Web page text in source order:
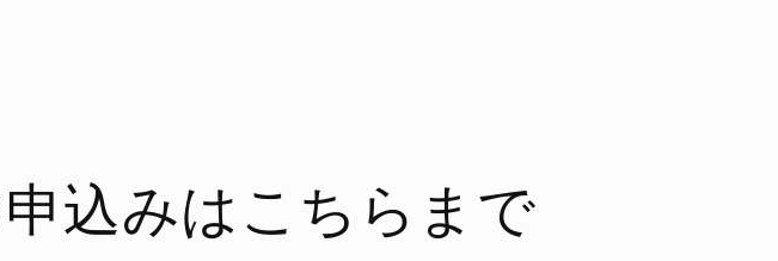
込みはこちらまで